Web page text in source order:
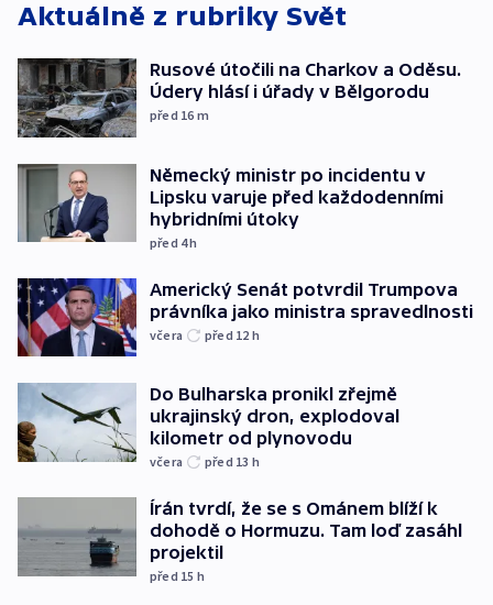
Aktuálně z rubriky Svět
Rusové útočili na Charkov a Oděsu.
Údery hlásí i úřady v Bělgorodu
před 16 m
Německý ministr po incidentu v
Lipsku varuje před každodenními
hybridními útoky
před 4h
Americký Senát potvrdil Trumpova
právníka jako ministra spravedlnosti
včera před 12 h
Do Bulharska pronikl zřejmě
ukrajinský dron, explodoval
kilometr od plynovodu
včera před 13 h
Írán tvrdí, že se s Ománem blíží k
dohodě o Hormuzu. Tam loď zasáhl
projektil
před 15 h